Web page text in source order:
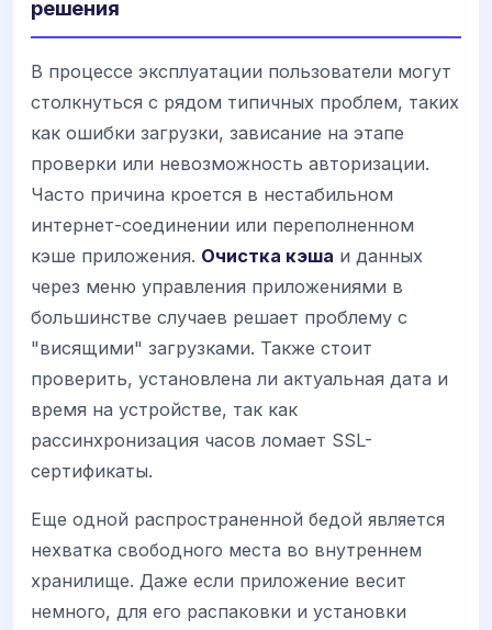
решения
В процессе эксплуатации пользователи могут
столкнуться с рядом типичных проблем, таких
как ошибки загрузки, зависание на этапе
проверки или невозможность авторизации.
Часто причина кроется в нестабильном
интернет-соединении или переполненном
кэше приложения. Очистка кэша и данных
через меню управления приложениями в
большинстве случаев решает проблему с
"висящими" загрузками. Также стоит
проверить, установлена ли актуальная дата и
время на устройстве, так как
рассинхронизация часов ломает SSL-
сертификаты.
Еще одной распространенной бедой является
нехватка свободного места во внутреннем
хранилище. Даже если приложение весит
немного, для его распаковки и установки